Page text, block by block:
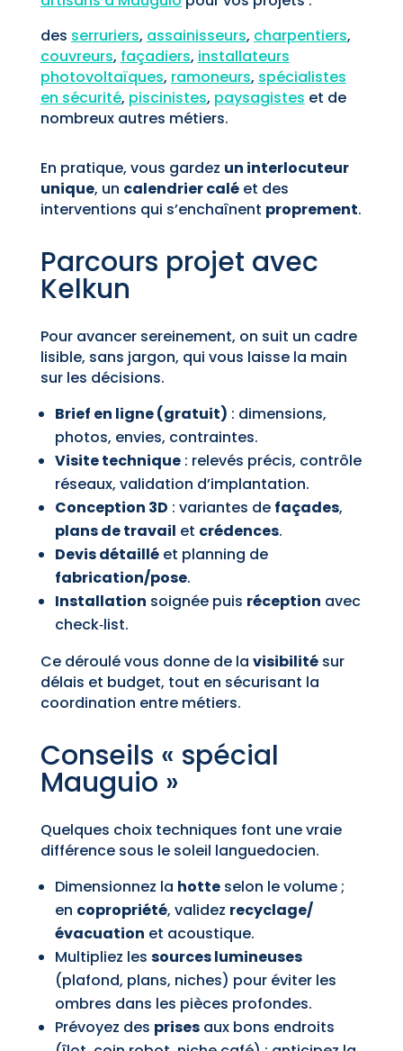
des serruriers, assainisseurs, charpentiers,
couvreurs, façadiers, installateurs
photovoltaïques, ramoneurs, spécialistes
en sécurité, piscinistes, paysagistes et de
nombreux autres métiers.
En pratique, vous gardez un interlocuteur
unique, un calendrier caléet des
interventions qui s’enchaînent proprement.
Parcours projet avec
Kelkun
Pour avancer sereinement, on suit un cadre
lisible, sans jargon, qui vous laisse la main
sur les décisions.
Brief en ligne (gratuit) : dimensions,
photos, envies, contraintes.
Visite technique: relevés précis, contrôle
réseaux, validation d’implantation.
Conception 3D : variantes de façades,
plans de travail et crédences.
Devis détailléet planning de
fabrication/pose.
Installation soignée puis réception avec
check‑list.
Ce déroulé vous donne de la visibilitésur
délais et budget, tout en sécurisant la
coordination entre métiers.
Conseils « spécial
Mauguio »
Quelques choix techniques font une vraie
différence sous le soleil languedocien.
Dimensionnez la hotteselon le volume ;
en copropriété, validez recyclage/
évacuation et acoustique.
Multipliez les sources lumineuses
(plafond, plans, niches) pour éviter les
ombres dans les pièces profondes.
Prévoyez des prisesaux bons endroits